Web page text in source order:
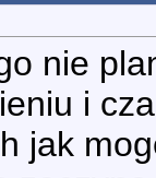
nie
i
jak